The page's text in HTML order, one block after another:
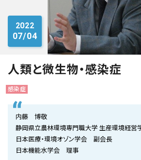
栄養健康レシピ
医療系学生記事
健康川柳
DRP医療情報館とは?
会社概要
お知らせ
2022
07/04
人類と微生物・感染症
感染症
内藤 博敬
静岡県立農林環境専門職大学 生産環境経
日本医療・環境オゾン学会 副会長
日本機能水学会 理事